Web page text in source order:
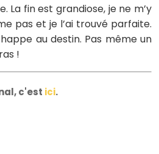
La fin est grandiose, je ne m’y
pas et je l’ai trouvé parfaite.
au destin. Pas même un
!
c'est ici.